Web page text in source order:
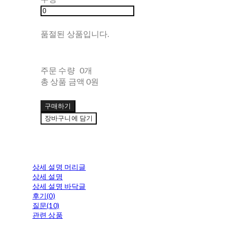
품절된 상품입니다.
주문 수량 0개
총 상품 금액 0원
구매하기
장바구니에 담기
상세 설명 머리글
상세 설명
상세 설명 바닥글
후기(0)
질문(10)
관련 상품